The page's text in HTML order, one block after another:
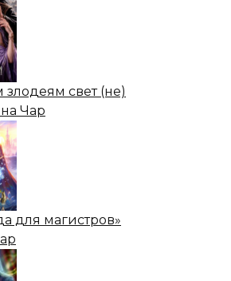
свет (не)
Чар
для магистров»